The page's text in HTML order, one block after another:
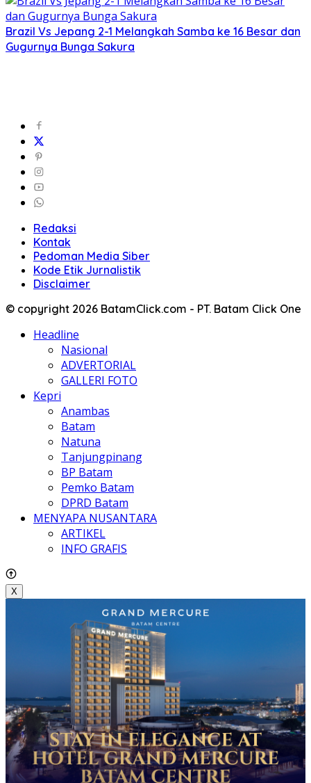
Brazil Vs Jepang 2-1 Melangkah Samba ke 16 Besar dan
Gugurnya Bunga Sakura
Redaksi
Kontak
Pedoman Media Siber
Kode Etik Jurnalistik
Disclaimer
© copyright 2026 BatamClick.com - PT. Batam Click One
Headline
Nasional
ADVERTORIAL
GALLERI FOTO
Kepri
Anambas
Batam
Natuna
Tanjungpinang
BP Batam
Pemko Batam
DPRD Batam
MENYAPA NUSANTARA
ARTIKEL
INFO GRAFIS
X